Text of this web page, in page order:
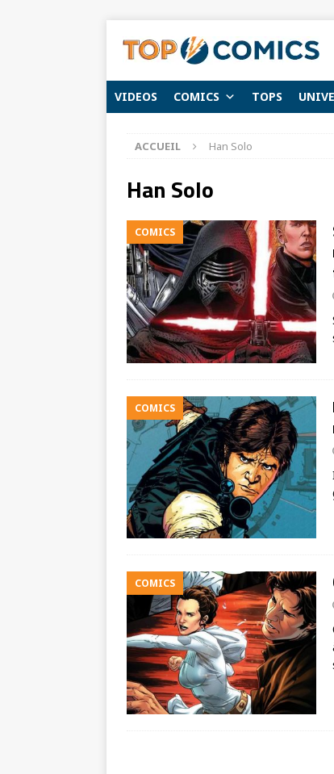
VIDEOS COMICS TOPS
ACCUEIL Han Solo
Han Solo
COMICS
COMICS
COMICS